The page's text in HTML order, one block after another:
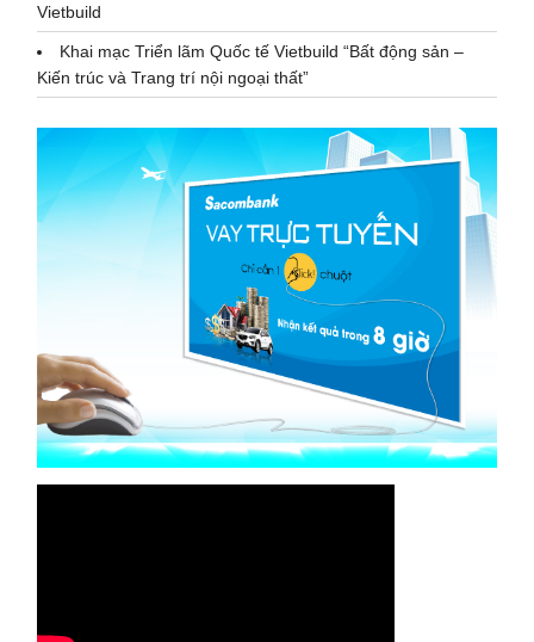
Vietbuild
Khai mạc Triển lãm Quốc tế Vietbuild “Bất động sản –
Kiến trúc và Trang trí nội ngoại thất”